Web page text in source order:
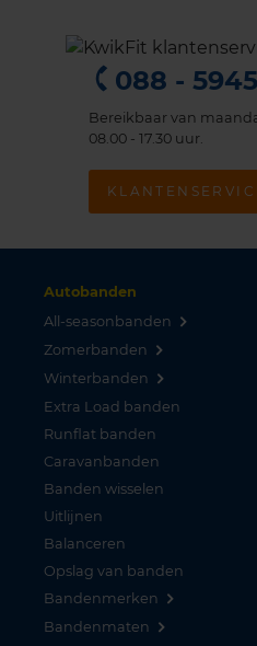
088 -
Bereikbaar van
08.00 - 17.30 uur.
Autobanden
All-seasonbanden
Zomerbanden
Winterbanden
Extra Load banden
Runflat banden
Caravanbanden
Banden wisselen
Uitlijnen
Balanceren
Opslag van banden
Bandenmerken
Bandenmaten